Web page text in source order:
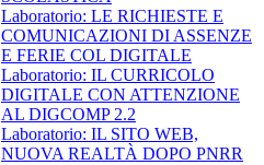
Laboratorio: LE RICHIESTE E
COMUNICAZIONI DI ASSENZE
E FERIE COL DIGITALE
Laboratorio: IL CURRICOLO
DIGITALE CON ATTENZIONE
AL DIGCOMP 2.2
Laboratorio: IL SITO WEB,
NUOVA REALTÀ DOPO PNRR